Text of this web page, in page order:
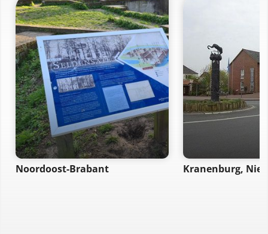
Noordoost-Brabant Kranenburg,